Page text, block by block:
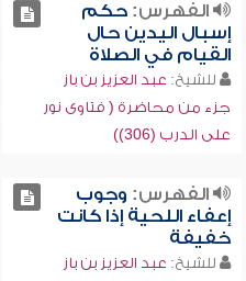
الفهرس:حكم
إسبال اليدين حال
القيام في الصلاة
للشيخ: عبد العزيز بن باز
جزء من محاضرة ( فتاوى نور
على الدرب (306))
الفهرس: وجوب
إعفاء اللحية إذا كانت
خفيفة
للشيخ: عبد العزيز بن باز